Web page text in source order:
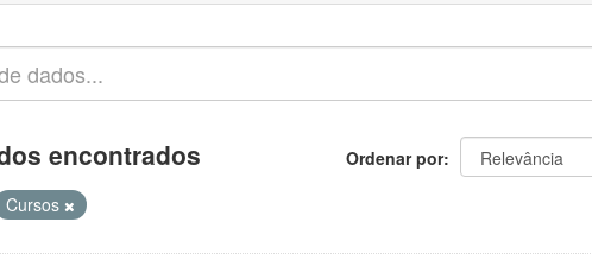
Ordenar por
encontrados
Cursos